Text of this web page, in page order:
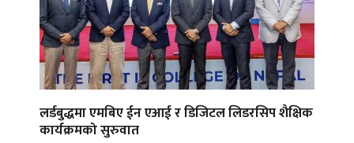
लर्डबुद्धमा एमबिए ईन एआई र डिजिटल लिडरसिप शैक्षिक
कार्यक्रमको सुरुवात